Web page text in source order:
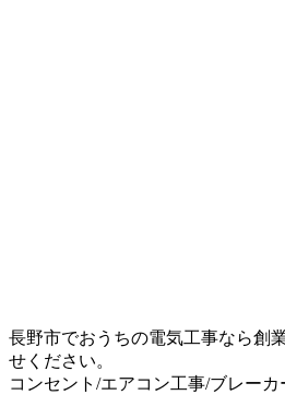
長野市でおうちの電気工事なら創
せください。
コンセント/エアコン工事/ブレー